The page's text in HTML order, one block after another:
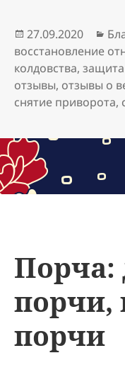
Опубликовано
27.09.2020
восстановление
колдовства,
отзывы, отзывы о
снятие приворота,
Порча:
порчи,
порчи